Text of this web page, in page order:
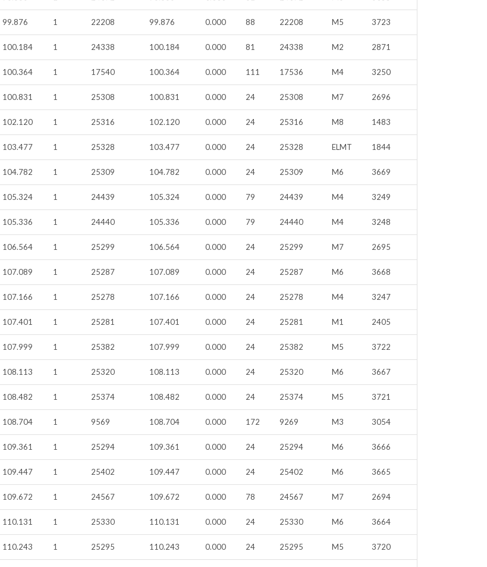
99.876 1 22208 99.876 0.000 88 22208 M5 3723
100.184 1 24338 100.184 0.000 81 24338 M2 2871
100.364 1 17540 100.364 0.000 111 17536 M4 3250
100.831 1 25308 100.831 0.000 24 25308 M7 2696
102.120 1 25316 102.120 0.000 24 25316 M8 1483
103.477 1 25328 103.477 0.000 24 25328 ELMT 1844
104.782 1 25309 104.782 0.000 24 25309 M6 3669
105.324 1 24439 105.324 0.000 79 24439 M4 3249
105.336 1 24440 105.336 0.000 79 24440 M4 3248
106.564 1 25299 106.564 0.000 24 25299 M7 2695
107.089 1 25287 107.089 0.000 24 25287 M6 3668
107.166 1 25278 107.166 0.000 24 25278 M4 3247
107.401 1 25281 107.401 0.000 24 25281 M1 2405
107.999 1 25382 107.999 0.000 24 25382 M5 3722
108.113 1 25320 108.113 0.000 24 25320 M6 3667
108.482 1 25374 108.482 0.000 24 25374 M5 3721
108.704 1 9569 108.704 0.000 172 9269 M3 3054
109.361 1 25294 109.361 0.000 24 25294 M6 3666
109.447 1 25402 109.447 0.000 24 25402 M6 3665
109.672 1 24567 109.672 0.000 78 24567 M7 2694
110.131 1 25330 110.131 0.000 24 25330 M6 3664
110.243 1 25295 110.243 0.000 24 25295 M5 3720